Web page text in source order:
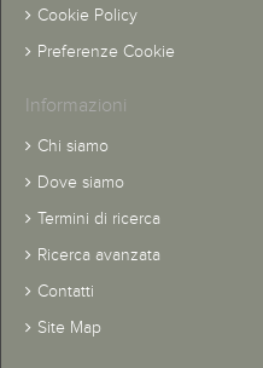
Cookie Policy
Preferenze Cookie
Informazioni
Chi siamo
Dove siamo
Termini di ricerca
Ricerca avanzata
Contatti
Site Map